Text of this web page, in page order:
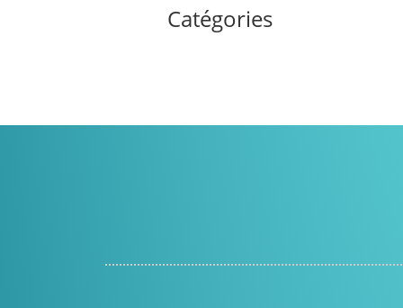
Catégories